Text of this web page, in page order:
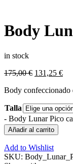
Body
in stock
175,00€ 131,25 €
Body confeccionado
Talla
- Body Lunar Pico
Añadir al carrito
Add to Wishlist
SKU: